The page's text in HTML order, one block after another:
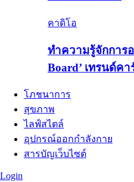
คาดิโอ
ทำความรู้จักการ
Board’ เทรนด์ค
โภชนาการ
สุขภาพ
ไลฟ์สไตล์
อุปกรณ์ออกกำลังกาย
สารบัญเว็บไซต์
Login